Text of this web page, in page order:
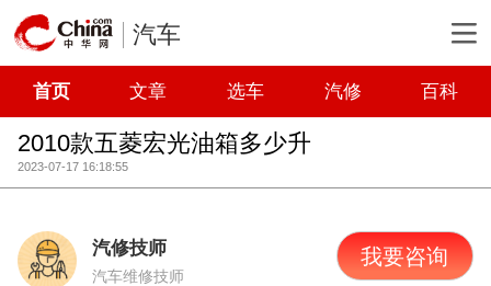
汽车
首页 文章 选车 汽修 百科
2010款五菱宏光油箱多少升
2023-07-17 16:18:55
汽修技师
汽车维修技师
我要咨询